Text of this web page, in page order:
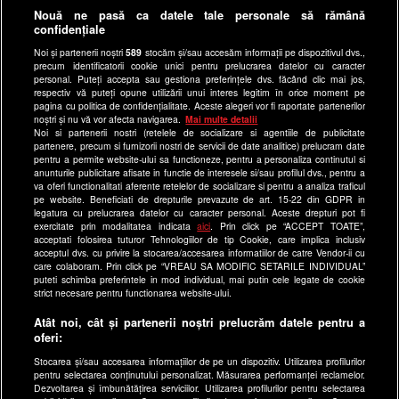
Politica de confidentialitate
Anunturi gratuite pe Lajumate.ro
Ultimele Stiri
Program Happy Channel
Echipa editorială
Site-uri Antena Group
a1.ro
antenastars.ro
as.ro
catine.ro
chefi.ro
deparinti.ro
medicool.ro
spynews.ro
Nouă ne pasă ca datele tale personale să rămână
confidențiale
Noi și partenerii noștri589 stocăm și/sau accesăm informații pe dispozitivul dvs.,
precum identificatorii cookie unici pentru prelucrarea datelor cu caracter
personal. Puteți accepta sau gestiona preferințele dvs. făcând clic mai jos,
respectiv vă puteți opune utilizării unui interes legitim în orice moment pe
pagina cu politica de confidențialitate. Aceste alegeri vor fi raportate partenerilor
noștri și nu vă vor afecta navigarea.
Mai multe detalii
Noi si partenerii nostri (retelele de socializare si agentiile de publicitate
partenere, precum si furnizorii nostri de servicii de date analitice) prelucram date
pentru a permite website-ului sa functioneze, pentru a personaliza continutul si
anunturile publicitare afisate in functie de interesele si/sau profilul dvs., pentru a
va oferi functionalitati aferente retelelor de socializare si pentru a analiza traficul
pe website. Beneficiati de drepturile prevazute de art. 15-22 din GDPR in
legatura cu prelucrarea datelor cu caracter personal. Aceste drepturi pot fi
exercitate prin modalitatea indicataaici . Prin click pe “ACCEPT TOATE”,
acceptati folosirea tuturor Tehnologiilor de tip Cookie, care implica inclusiv
acceptul dvs. cu privire la stocarea/accesarea informatiilor de catre Vendor-ii cu
care colaboram. Prin click pe “VREAU SA MODIFIC SETARILE INDIVIDUAL”
puteti schimba preferintele in mod individual, mai putin cele legate de cookie
strict necesare pentru functionarea website-ului.
Atât noi, cât și partenerii noștri prelucrăm datele pentru a
oferi:
Stocarea și/sau accesarea informațiilor de pe un dispozitiv. Utilizarea profilurilor
pentru selectarea conținutului personalizat. Măsurarea performanței reclamelor.
Dezvoltarea și îmbunătățirea serviciilor. Utilizarea profilurilor pentru selectarea